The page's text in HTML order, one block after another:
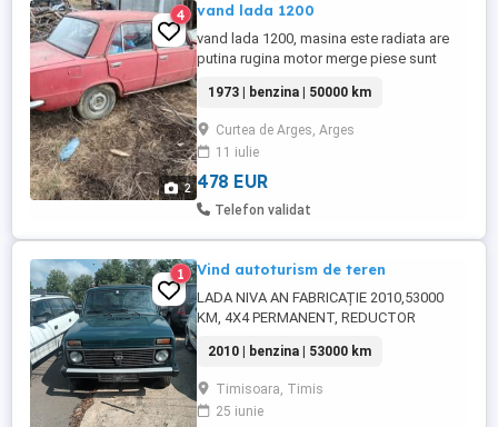
2
4 vand lada 1200
vand lada 1200, masina este radiata are
putina rugina motor merge piese sunt
1973 | benzina | 50000 km
Curtea de Arges, Arges
11 iulie
478 EUR
Telefon validat
1 Vind autoturism de teren
LADA NIVA AN FABRICAȚIE 2010,53000
KM, 4X4 PERMANENT, REDUCTOR
TREPTE+MERS ÎNAPOI. TRAPĂ
ELECTRICA WEBASTO MARE ( SEMI
CABRIO). CAUCIUCURI DE IARNA NOI
MAȘINA ESTE IN STARE BUNĂ NERULATA
2010 | benzina | 53000 km
Timisoara, Timis
25 iunie